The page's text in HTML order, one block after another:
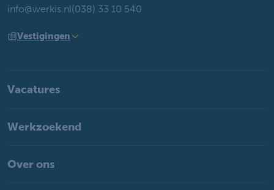
info@werkis.nl(038) 33 10 540
Vestigingen
Vacatures
Werkzoekend
Over ons